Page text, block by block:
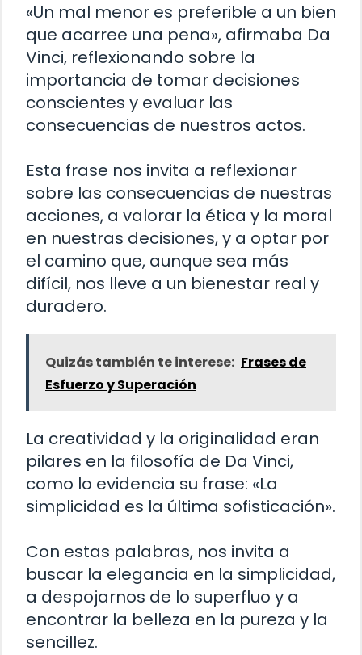
«Un mal menor es preferible a un bien
que acarree una pena», afirmaba Da
Vinci, reflexionando sobre la
importancia de tomar decisiones
conscientes y evaluar las
consecuencias de nuestros actos.
Esta frase nos invita a reflexionar
sobre las consecuencias de nuestras
acciones, a valorar la ética y la moral
en nuestras decisiones, y a optar por
el camino que, aunque sea más
difícil, nos lleve a un bienestar real y
duradero.
Quizás también te interese: Frases de
Esfuerzo y Superación
La creatividad y la originalidad eran
pilares en la filosofía de Da Vinci,
como lo evidencia su frase: «La
simplicidad es la última sofisticación».
Con estas palabras, nos invita a
buscar la elegancia en la simplicidad,
a despojarnos de lo superfluo y a
encontrar la belleza en la pureza y la
sencillez.